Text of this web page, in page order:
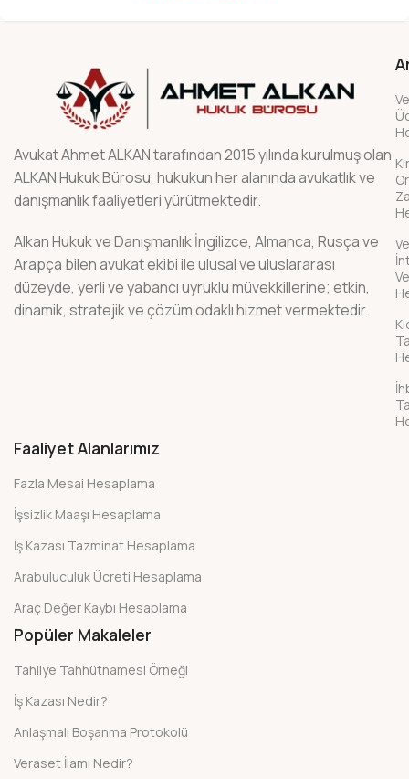
Avukat Ahmet ALKAN tarafından 2015 yılında kurulmuş olan
ALKAN Hukuk Bürosu, hukukun her alanında avukatlık ve
danışmanlık faaliyetleri yürütmektedir.
Alkan Hukuk ve Danışmanlık İngilizce, Almanca, Rusça ve
Arapça bilen avukat ekibi ile ulusal ve uluslararası
düzeyde, yerli ve yabancı uyruklu müvekkillerine; etkin,
dinamik, stratejik ve çözüm odaklı hizmet vermektedir.
Faaliyet Alanlarımız
Fazla Mesai Hesaplama
İşsizlik Maaşı Hesaplama
İş Kazası Tazminat Hesaplama
Arabuluculuk Ücreti Hesaplama
Araç Değer Kaybı Hesaplama
Popüler Makaleler
Tahliye Tahhütnamesi Örneği
İş Kazası Nedir?
Anlaşmalı Boşanma Protokolü
Veraset İlamı Nedir?